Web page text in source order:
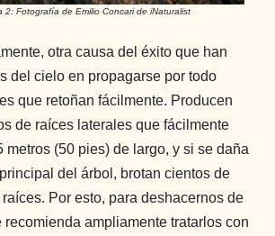
2: Fotografía de Emilio Concari de iNaturalist
otra causa del éxito que han
del cielo en propagarse por todo
que retoñan fácilmente. Producen
de raíces laterales que fácilmente
metros (50 pies) de largo, y si se daña
del árbol, brotan cientos de
Por esto, para deshacernos de
recomienda ampliamente tratarlos con